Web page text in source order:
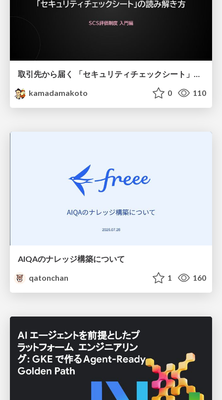
kamadamakoto
0 110
AIQAのナレッジ構築について
qatonchan
1 160